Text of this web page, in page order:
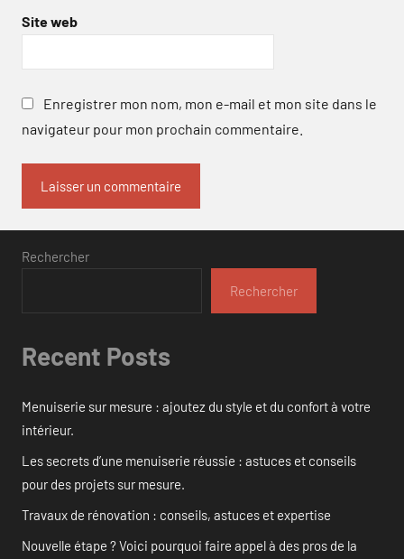
Site web
Enregistrer mon nom, mon e-mail et mon site dans le
navigateur pour mon prochain commentaire.
Rechercher
Rechercher
Recent Posts
Menuiserie sur mesure : ajoutez du style et du confort à votre
intérieur.
Les secrets d’une menuiserie réussie : astuces et conseils
pour des projets sur mesure.
Travaux de rénovation : conseils, astuces et expertise
Nouvelle étape ? Voici pourquoi faire appel à des pros de la